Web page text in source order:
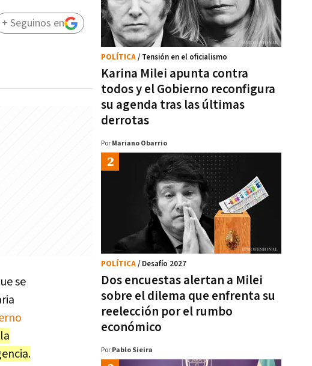
+ Seguinos en
se
Karina Milei apunta contra
todos y el Gobierno reconfigura
su agenda tras las últimas
derrotas
POLÍTICA/ Tensión en el oficialismo
Por Mariano Obarrio
Dos encuestas alertan a Milei
sobre el dilema que enfrenta su
reelección por el rumbo
económico
POLÍTICA/ Desafío 2027
Por Pablo Sieira